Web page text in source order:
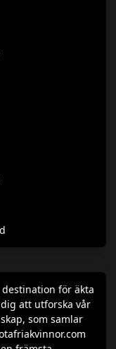
för äkta
att utforska vår
som samlar